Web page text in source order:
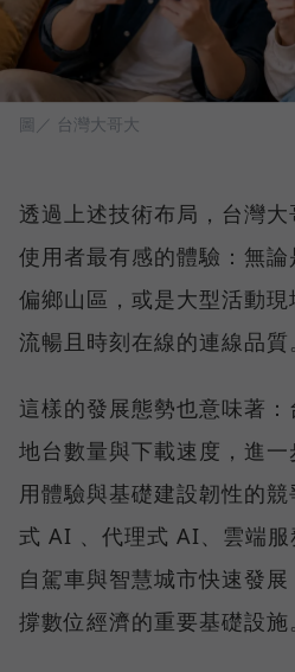
圖／ 台灣大哥大
透過上述技術布局，台灣
使用者最有感的體驗：無論
偏鄉山區，或是大型活動現
流暢且時刻在線的連線品質
這樣的發展態勢也意味著
地台數量與下載速度，進
用體驗與基礎建設韌性的
式 AI 、代理式 AI、雲端服
自駕車與智慧城市快速發
撐數位經濟的重要基礎設施